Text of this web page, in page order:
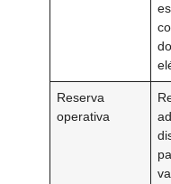
Reserva
operativa